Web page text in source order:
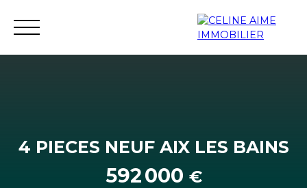
4 PIECES NEUF AIX LES BAINS
592 000 €